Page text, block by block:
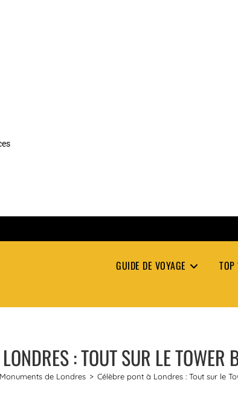
GUIDE DE VOYAGE
: TOUT SUR LE TOWER
Monuments de Londres > Célèbre pont à Londres : Tout sur le